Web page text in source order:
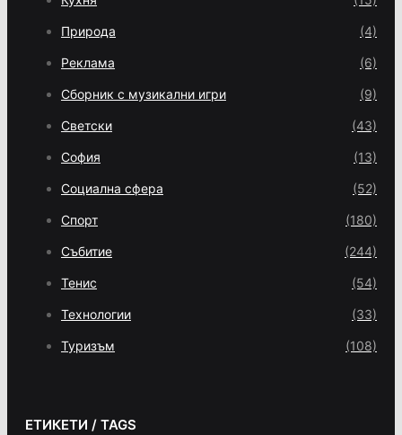
Природа (4)
Реклама (6)
Сборник с музикални игри (9)
Светски (43)
София (13)
Социална сфера (52)
Спорт (180)
Събитие (244)
Тенис (54)
Технологии (33)
Туризъм (108)
ЕТИКЕТИ / TAGS